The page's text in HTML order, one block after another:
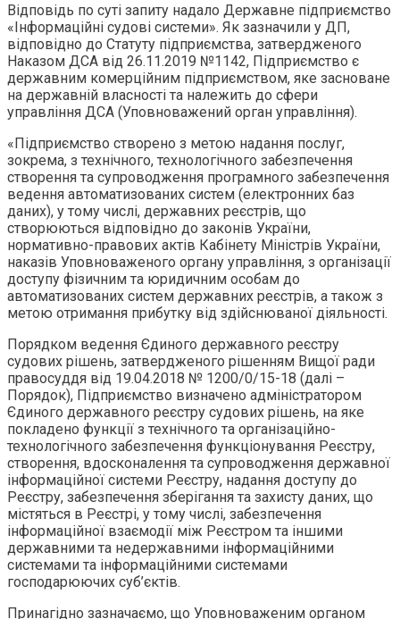
Відповідь по суті запиту надало Державне підприємство
«Інформаційні судові системи». Як зазначили у ДП,
відповідно до Статуту підприємства, затвердженого
Наказом ДСА від 26.11.2019 №1142, Підприємство є
державним комерційним підприємством, яке засноване
на державній власності та належить до сфери
управління ДСА (Уповноважений орган управління).
«Підприємство створено з метою надання послуг,
зокрема, з технічного, технологічного забезпечення
створення та супроводження програмного забезпечення
ведення автоматизованих систем (електронних баз
даних), у тому числі, державних реєстрів, що
створюються відповідно до законів України,
нормативно-правових актів Кабінету Міністрів України,
наказів Уповноваженого органу управління, з організації
доступу фізичним та юридичним особам до
автоматизованих систем державних реєстрів, а також з
метою отримання прибутку від здійснюваної діяльності.
Порядком ведення Єдиного державного реєстру
судових рішень, затвердженого рішенням Вищої ради
правосуддя від 19.04.2018 № 1200/0/15-18 (далі –
Порядок), Підприємство визначено адміністратором
Єдиного державного реєстру судових рішень, на яке
покладено функції з технічного та організаційно-
технологічного забезпечення функціонування Реєстру,
створення, вдосконалення та супроводження державної
інформаційної системи Реєстру, надання доступу до
Реєстру, забезпечення зберігання та захисту даних, що
містяться в Реєстрі, у тому числі, забезпечення
інформаційної взаємодії між Реєстром та іншими
державними та недержавними інформаційними
системами та інформаційними системами
господарюючих суб’єктів.
Принагідно зазначаємо, що Уповноваженим органом